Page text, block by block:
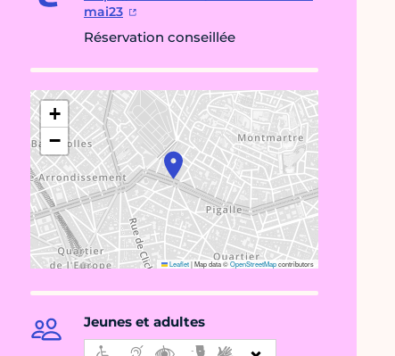
mai23
Réservation conseillée
+
−
Leaflet|Map data ©OpenStreetMapcontributors
Jeunes et adultes